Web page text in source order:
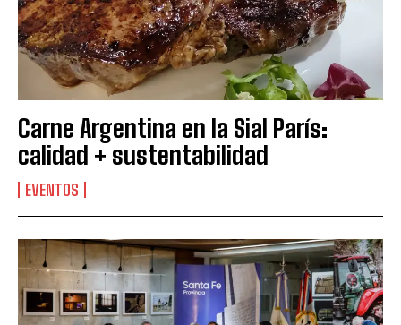
Carne Argentina en la Sial París:
calidad + sustentabilidad
EVENTOS